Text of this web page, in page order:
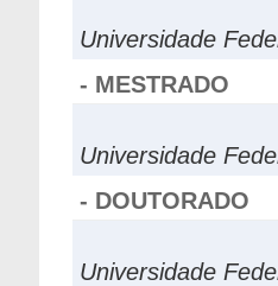
Universidade
- MESTRADO
Universidade
- DOUTORADO
Universidade